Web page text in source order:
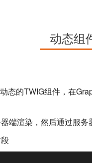
动态组
态的TWIG组件，在
端渲染，然后通过服